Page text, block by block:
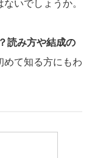
いでしょうか。
読み方や結成の
めて知る方にもわ